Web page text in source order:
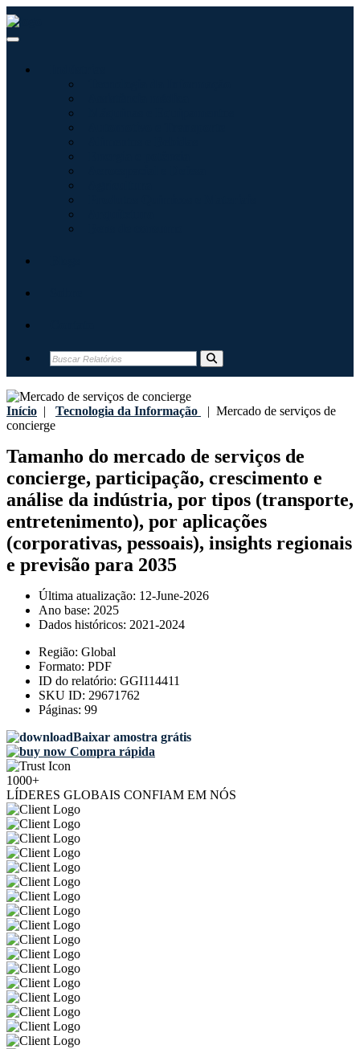
Início | Tecnologia da Informação | Mercado de serviços de
concierge
Tamanho do mercado de serviços de
concierge, participação, crescimento e
análise da indústria, por tipos (transporte,
entretenimento), por aplicações
(corporativas, pessoais), insights regionais
e previsão para 2035
Última atualização: 12-June-2026
Ano base: 2025
Dados históricos: 2021-2024
Região: Global
Formato: PDF
ID do relatório: GGI114411
SKU ID: 29671762
Páginas: 99
Baixar amostra grátis
Compra rápida
1000+
LÍDERES GLOBAIS CONFIAM EM NÓS